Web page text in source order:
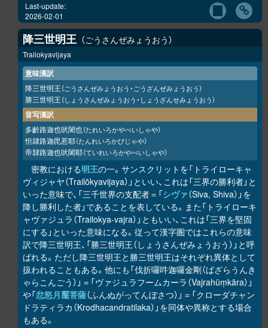
Last-update:
2026-02-01
降三世明王 ごうさんぜみょうおう
Trailokyavijaya
意味漢訳
降三世明王（ごうさんぜみょうおう・ごうざんぜみょうおう）
勝三世明王（しょうさんぜみょうおう・しょうざんせみょうおう）
音写漢訳
多齡路迦也吠闍也（たれいろかやべいしゃや）
怛隷路迦毘惹耶（たんれいろかびじゃや）
帝隸路迦也吠闍耶（ていれいろかやべいしゃや）
密教における明王の一。サンスクリットを「トライローキャ
ヴィジャヤ（Trailōkyavijaya）」といい、これは「三界の勝利者」と
いった意味で、「三千世界の支配者＝「シヴァ（Siva, Shiva）」を
降し勝利した者」であることを表している。また「トライローキ
ャヴァジュラ（Trailokya-vajra）」ともいい、これは「三界を堅固
にする」といった意味になる。従って漢字圏ではこれらの意味
訳で降三世明王、「勝三世明王（しょうさんぜみょうおう）」と呼
ばれる。ただし降三世明王と勝三世明王はそれぞれ異体として
扱われることもある。他にも「伐折囉吽迦囉金剛（ばざらうんき
ゃらこんごう）」＝「ヴァジュラフームカーラ（Vajrahūṃkāra）」
や「忿怒月黶菩薩（ふんぬがってんぼさつ）」＝「クローダチャン
ドラティラカ（Krodhacandratilaka）」を同体や異称とする場合
もある。